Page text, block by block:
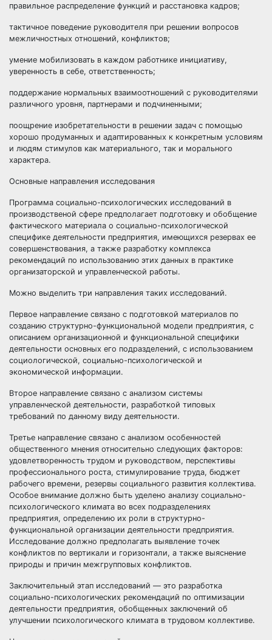
правильное распределение функций и расстановка кадров;
тактичное поведение руководителя при решении вопросов
межличностных отношений, конфликтов;
умение мобилизовать в каждом работнике инициативу,
уверенность в себе, ответственность;
поддержание нормальных взаимоотношений с руководителями
различного уровня, партнерами и подчиненными;
поощрение изобретательности в решении задач с помощью
хорошо продуманных и адаптированных к конкретным условиям
и людям стимулов как материального, так и морального
характера.
Основные направления исследования
Программа социально-психологических исследований в
производственой сфере предполагает подготовку и обобщение
фактического материала о социально-психологической
специфике деятельности предприятия, имеющихся резервах ее
совершенствования, а также разработку комплекса
рекомендаций по использованию этих данных в практике
организаторской и управленческой работы.
Можно выделить три направления таких исследований.
Первое направление связано с подготовкой материалов по
созданию структурно-функциональной модели предприятия, с
описанием организационной и функциональной специфики
деятельности основных его подразделений, с использованием
социологической, социально-психологической и
экономической информации.
Второе направление связано с анализом системы
управленческой деятельности, разработкой типовых
требований по данному виду деятельности.
Третье направление связано с анализом особенностей
общественного мнения относительно следующих факторов:
удовлетворенность трудом и руководством, перспективы
профессионального роста, стимулирование труда, бюджет
рабочего времени, резервы социального развития коллектива.
Особое внимание должно быть уделено анализу социально-
психологического климата во всех подразделениях
предприятия, определению их роли в структурно-
функциональной организации деятельности предприятия.
Исследование должно предполагать выявление точек
конфликтов по вертикали и горизонтали, а также выяснение
природы и причин межгрупповых конфликтов.
Заключительный этап исследований — это разработка
социально-психологических рекомендаций по оптимизации
деятельности предприятия, обобщенных заключений об
улучшении психологического климата в трудовом коллективе.